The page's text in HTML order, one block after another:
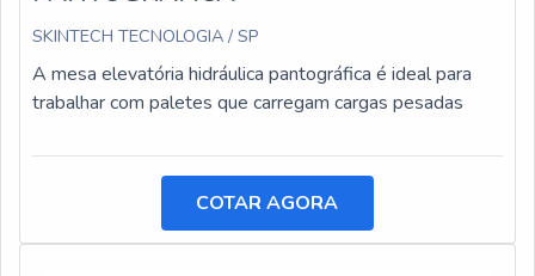
SKINTECH TECNOLOGIA / SP
A mesa elevatória hidráulica pantográfica é ideal para
trabalhar com paletes que carregam cargas pesadas
COTAR AGORA